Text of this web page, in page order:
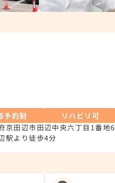
予約制 リハビリ可
京田辺市田辺中央六丁目1番地6
駅より徒歩4分